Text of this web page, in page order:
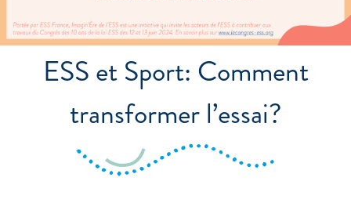
ESS et Sport: Comment
transformer l’essai?